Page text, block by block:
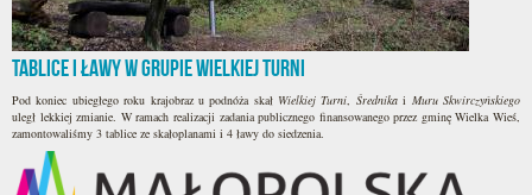
Tablice i ławy w Grupie Wielkiej Turni
Pod koniec ubiegłego roku krajobraz u podnóża skał Wielkiej Turni, Średnikai Muru Skwirczyńskiego
uległ lekkiej zmianie. W ramach realizacji zadania publicznego finansowanego przez gminę Wielka Wieś,
zamontowaliśmy 3 tablice ze skałoplanami i 4 ławy do siedzenia.